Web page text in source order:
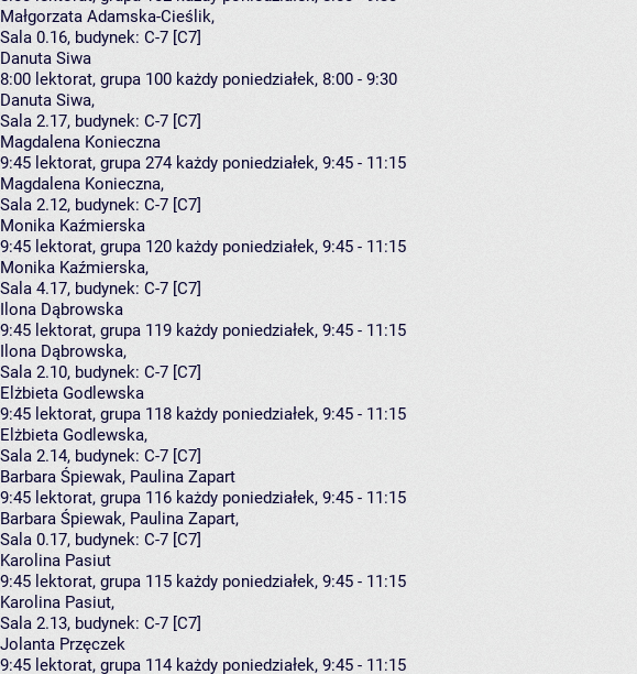
Małgorzata Adamska-Cieślik,
Sala 0.16, budynek: C-7 [C7]
Danuta Siwa
8:00 lektorat, grupa 100 każdy poniedziałek, 8:00 - 9:30
Danuta Siwa,
Sala 2.17, budynek: C-7 [C7]
Magdalena Konieczna
9:45 lektorat, grupa 274 każdy poniedziałek, 9:45 - 11:15
Magdalena Konieczna,
Sala 2.12, budynek: C-7 [C7]
Monika Kaźmierska
9:45 lektorat, grupa 120 każdy poniedziałek, 9:45 - 11:15
Monika Kaźmierska,
Sala 4.17, budynek: C-7 [C7]
Ilona Dąbrowska
9:45 lektorat, grupa 119 każdy poniedziałek, 9:45 - 11:15
Ilona Dąbrowska,
Sala 2.10, budynek: C-7 [C7]
Elżbieta Godlewska
9:45 lektorat, grupa 118 każdy poniedziałek, 9:45 - 11:15
Elżbieta Godlewska,
Sala 2.14, budynek: C-7 [C7]
Barbara Śpiewak, Paulina Zapart
9:45 lektorat, grupa 116 każdy poniedziałek, 9:45 - 11:15
Barbara Śpiewak, Paulina Zapart,
Sala 0.17, budynek: C-7 [C7]
Karolina Pasiut
9:45 lektorat, grupa 115 każdy poniedziałek, 9:45 - 11:15
Karolina Pasiut,
Sala 2.13, budynek: C-7 [C7]
Jolanta Przęczek
9:45 lektorat, grupa 114 każdy poniedziałek, 9:45 - 11:15